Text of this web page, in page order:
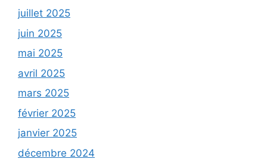
juillet 2025
juin 2025
mai 2025
avril 2025
mars 2025
février 2025
janvier 2025
décembre 2024